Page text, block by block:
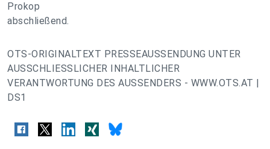
Prokop
abschließend.
OTS-ORIGINALTEXT PRESSEAUSSENDUNG UNTER
AUSSCHLIESSLICHER INHALTLICHER
VERANTWORTUNG DES AUSSENDERS - WWW.OTS.AT |
DS1